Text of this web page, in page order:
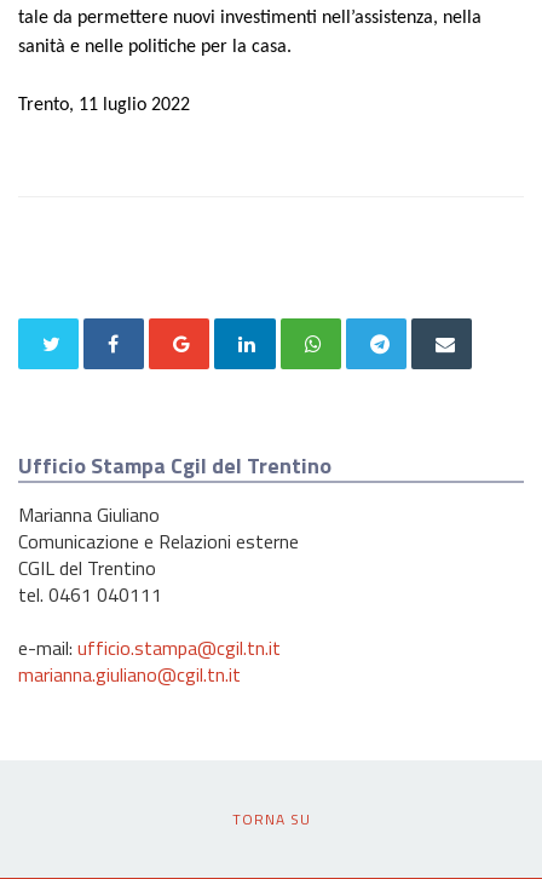
tale da permettere nuovi investimenti nell’assistenza, nella
sanità e nelle politiche per la casa.
Trento, 11 luglio 2022
Ufficio Stampa Cgil del Trentino
Marianna Giuliano
Comunicazione e Relazioni esterne
CGIL del Trentino
tel. 0461 040111
e-mail: ufficio.stampa@cgil.tn.it
marianna.giuliano@cgil.tn.it
TORNA SU